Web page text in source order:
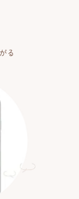
る